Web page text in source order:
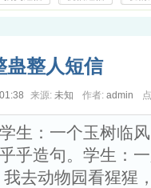
蛊整人短信
来源: 未知 作者: admin
生：一个玉树临
乎造句。学生：
去动物园看猩猩